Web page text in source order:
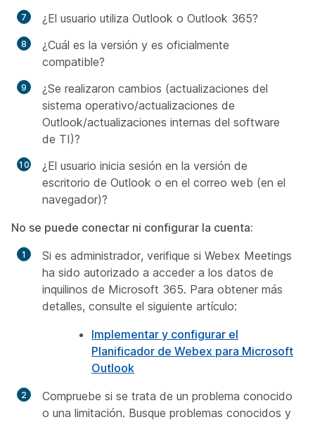
¿El usuario utiliza Outlook o Outlook 365?
¿Cuál es la versión y es oficialmente
compatible?
¿Se realizaron cambios (actualizaciones del
sistema operativo/actualizaciones de
Outlook/actualizaciones internas del software
de TI)?
¿El usuario inicia sesión en la versión de
escritorio de Outlook o en el correo web (en el
navegador)?
No se puede conectar ni configurar la cuenta:
Si es administrador, verifique si Webex Meetings
ha sido autorizado a acceder a los datos de
inquilinos de Microsoft 365. Para obtener más
detalles, consulte el siguiente artículo:
Implementar y configurar el
Planificador de Webex para Microsoft
Outlook
Compruebe si se trata de un problema conocido
o una limitación. Busque problemas conocidos y